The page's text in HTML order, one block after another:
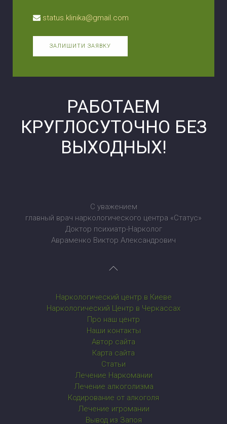
status.klinika@gmail.com
ЗАЛИШИТИ ЗАЯВКУ
РАБОТАЕМ
КРУГЛОСУТОЧНО БЕЗ
ВЫХОДНЫХ!
С уважением
главный врач наркологического центра «Статус»
Доктор психиатр-Нарколог
Авраменко Виктор Александрович
Наркологический центр в Киеве
Наркологический Центр в Черкассах
Про наш центр
Наши контакты
Автор сайта
Карта сайта
Статьи
Лечение Наркомании
Лечение алкоголизма
Кодирование от алкоголя
Лечение игромании
Вывод из Запоя